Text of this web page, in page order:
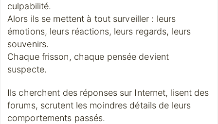
culpabilité.
Alors ils se mettent à tout surveiller : leurs
émotions, leurs réactions, leurs regards, leurs
souvenirs.
Chaque frisson, chaque pensée devient
suspecte.
Ils cherchent des réponses sur Internet, lisent des
forums, scrutent les moindres détails de leurs
comportements passés.